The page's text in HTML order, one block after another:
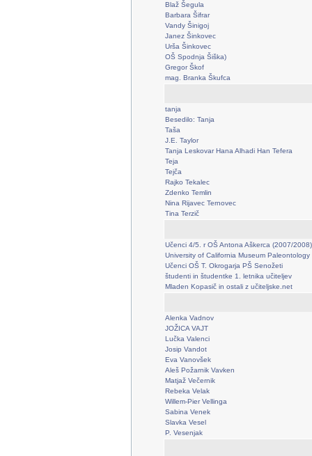
Blaž Šegula
Barbara Šifrar
Vandy Šinigoj
Janez Šinkovec
Urša Šinkovec
OŠ Spodnja Šiška)
Gregor Škof
mag. Branka Škufca
tanja
Besedilo: Tanja
Taša
J.E. Taylor
Tanja Leskovar Hana Alhadi Han Tefera
Teja
Tejča
Rajko Tekalec
Zdenko Temlin
Nina Rijavec Ternovec
Tina Terzič
Učenci 4/5. r OŠ Antona Aškerca (2007/2008)
University of California Museum Paleontology
Učenci OŠ T. Okrogarja PŠ Senožeti
študenti in študentke 1. letnika učiteljev
Mladen Kopasič in ostali z učiteljske.net
Alenka Vadnov
JOŽICA VAJT
Lučka Valenci
Josip Vandot
Eva Vanovšek
Aleš Požarnik Vavken
Matjaž Večernik
Rebeka Velak
Willem-Pier Vellinga
Sabina Venek
Slavka Vesel
P. Vesenjak